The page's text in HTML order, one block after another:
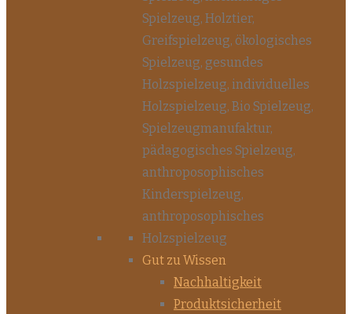
Gut zu Wissen
Nachhaltigkeit
Produktsicherheit